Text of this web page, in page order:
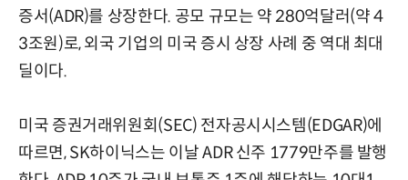
증서(ADR)를 상장한다. 공모 규모는 약 280억달러(약 4
3조원)로, 외국 기업의 미국 증시 상장 사례 중 역대 최대
딜이다.
미국 증권거래위원회(SEC) 전자공시시스템(EDGAR)에
따르면, SK하이닉스는 이날 ADR 신주 1779만주를 발행